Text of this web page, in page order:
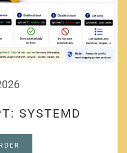
SYSTEMD